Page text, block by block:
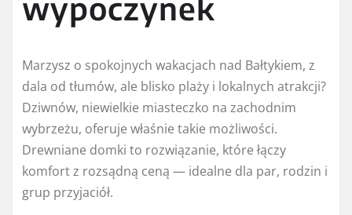
Marzysz o spokojnych wakacjach nad Bałtykiem, z
dala od tłumów, ale blisko plaży i lokalnych atrakcji?
Dziwnów, niewielkie miasteczko na zachodnim
wybrzeżu, oferuje właśnie takie możliwości.
Drewniane domki to rozwiązanie, które łączy
komfort z rozsądną ceną — idealne dla par, rodzin i
grup przyjaciół.